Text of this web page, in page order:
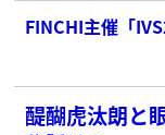
FINCHI主催「
醍醐虎汰朗と